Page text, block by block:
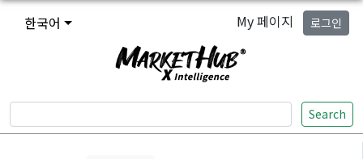
한국어 My 페이지 로그인
Search